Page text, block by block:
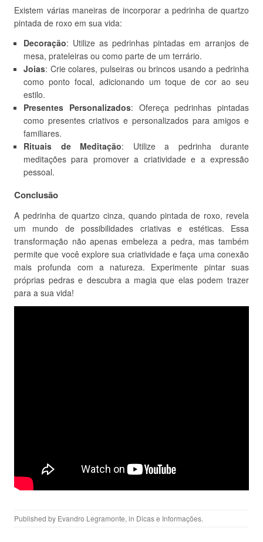
Existem várias maneiras de incorporar a pedrinha de quartzo
pintada de roxo em sua vida:
Decoração: Utilize as pedrinhas pintadas em arranjos de
mesa, prateleiras ou como parte de um terrário.
Joias: Crie colares, pulseiras ou brincos usando a pedrinha
como ponto focal, adicionando um toque de cor ao seu
estilo.
Presentes Personalizados: Ofereça pedrinhas pintadas
como presentes criativos e personalizados para amigos e
familiares.
Rituais de Meditação: Utilize a pedrinha durante
meditações para promover a criatividade e a expressão
pessoal.
Conclusão
A pedrinha de quartzo cinza, quando pintada de roxo, revela
um mundo de possibilidades criativas e estéticas. Essa
transformação não apenas embeleza a pedra, mas também
permite que você explore sua criatividade e faça uma conexão
mais profunda com a natureza. Experimente pintar suas
próprias pedras e descubra a magia que elas podem trazer
para a sua vida!
Published by Evandro Legramonte, in Dicas e Informações.